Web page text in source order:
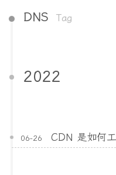
DNS Tag
2022
06-26 CDN 是如何工